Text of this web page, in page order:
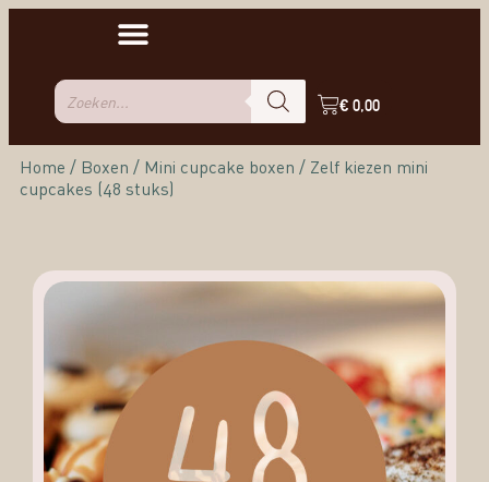
€0,00
Home / Boxen / Mini cupcake boxen / Zelf kiezen mini
cupcakes (48 stuks)